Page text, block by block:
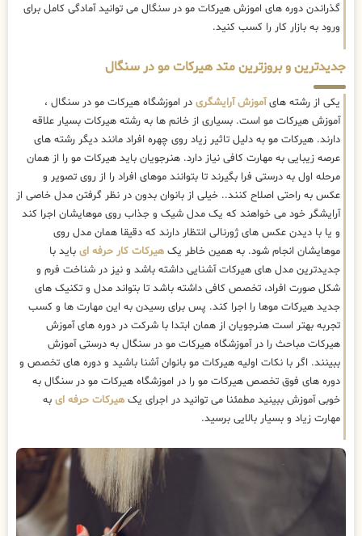
گذراندن دوره های اموزش هیرکات مو در سنگال می توانید آمادگی کامل برای
ورود به بازار کار را کسب کنید.
جدیدترین و بروزترین متد هیرکات مو در سنگال
یکی از رشته هایآموزش آرایشگری در اموزشگاه هیرکات مو در سنگال ،
آموزش هیرکات مو است. بسیاری از خانم ها به رشته هیرکات بسیار علاقه
دارند. هیرکات مو به دلیل تاثیر زیاد روی چهره افراد مانند دیگر رشته های
عرصه زیبایی به مهارت کافی نیاز دارد. هنرجویان باید هیرکات مو را از همان
مرحله اول به درستی فرا بگیرند تا بتوانند موهای افراد را از روی تصویر و
عکس به راحتی اصلاح کنند.. خیلی از بانوان بدون در نظر گرفتن مدل خاصی از
آرایشگر خود می خواهند که یک مدل شیک و جذاب روی موهایشان اجرا کند
و یا با دیدن عکس های ژورنالی انتظار دارند که دقیقا همان مدل روی
موهایشان انجام شود. به همین خاطر یک هیرکات کار حرفه ای باید با
جدیدترین مدل های هیرکات آشنایی داشته باشد و نیز در شناخت فرم و
شکل صورت افراد، تخصص کافی داشته باشد تا بتواند مدل و تکنیک های
جدید هیرکات موها را اجرا کند. پس برای رسیدن به این مهارت ها و کسب
تجربه بهتر است هنرجویان از همان ابتدا با شرکت در دوره های آموزش
هیرکات مباحث را در آموزشگاه هیرکات مو در سنگال به درستی آموزش
ببینند. اگر با نکات اولیه هیرکات مو بانوان آشنا باشید و دوره های تخصص و
دوره های فوق تخصص هیرکات مو را در اموزشگاه هیرکات مو در سنگال به
خوبی آموزش ببینید مطمئنا می توانید در اجرای یک هیرکات حرفه ای به
مهارت زیاد و بسیار بالایی برسید.